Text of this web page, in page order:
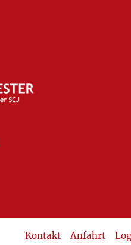
Kontakt Anfahrt